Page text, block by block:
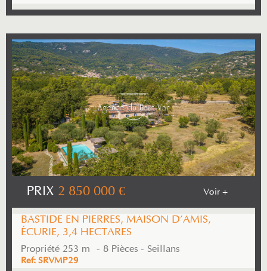
PRIX 2 850 000 € Voir +
BASTIDE EN PIERRES, MAISON D'AMIS,
ÉCURIE, 3,4 HECTARES
Propriété 253 m² - 8 Pièces - Seillans
Ref: SRVMP29